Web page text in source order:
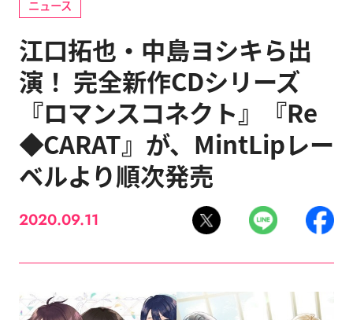
ニュース
江口拓也・中島ヨシキら出
演！ 完全新作CDシリーズ
『ロマンスコネクト』『Re
◆CARAT』が、MintLipレー
ベルより順次発売
2020.09.11